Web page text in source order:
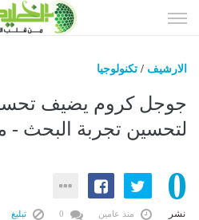
الى
الارشيف / تكنولوجيا
جوجل كروم يضيف
لتحسين تجربة البحث -
0
نشر منذ عامين تبليغ